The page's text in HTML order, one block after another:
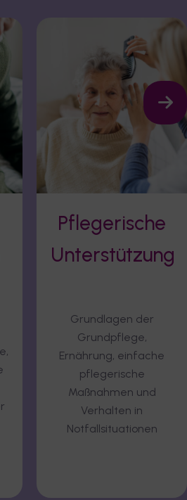
Umgang mit
besonderen
Sensibilisierung für
Demenz,
Multimorbidität und
psychische
Erkrankungen